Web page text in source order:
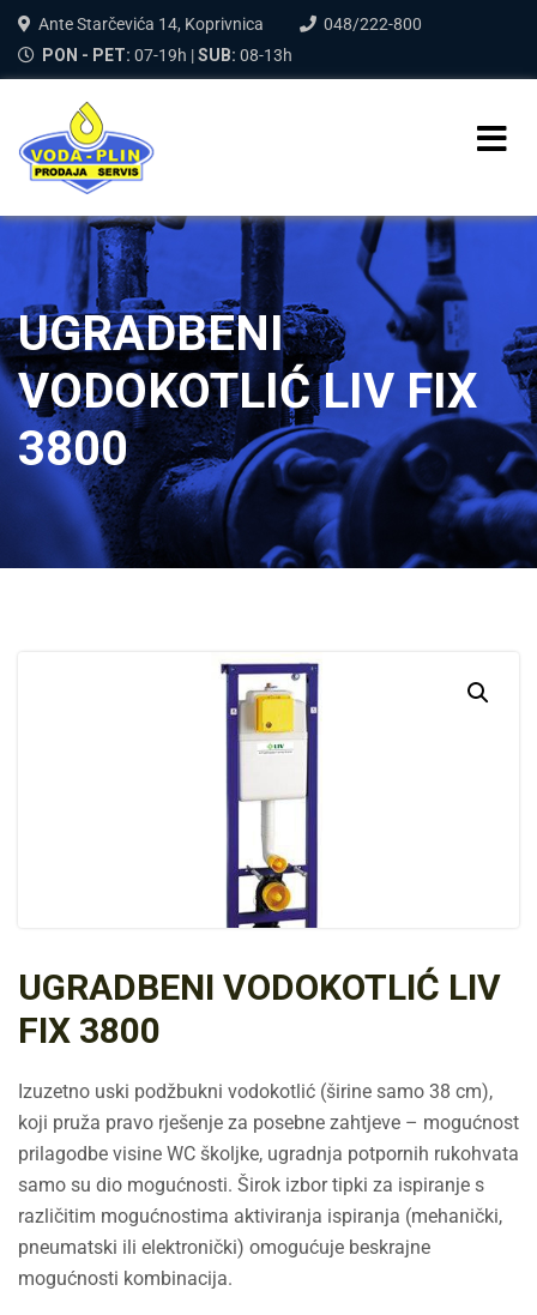
Ante Starčevića 14, Koprivnica
048/222-800
PON - PET: 07-19h |SUB: 08-13h
UGRADBENI
VODOKOTLIĆ LIV FIX
3800
UGRADBENI VODOKOTLIĆ LIV
FIX 3800
Izuzetno uski podžbukni vodokotlić (širine samo 38 cm),
koji pruža pravo rješenje za posebne zahtjeve – mogućnost
prilagodbe visine WC školjke, ugradnja potpornih rukohvata
samo su dio mogućnosti. Širok izbor tipki za ispiranje s
različitim mogućnostima aktiviranja ispiranja (mehanički,
pneumatski ili elektronički) omogućuje beskrajne
mogućnosti kombinacija.